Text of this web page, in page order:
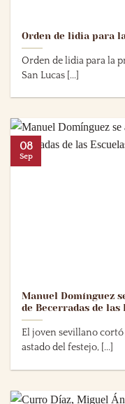
Orden de lidia para
Orden de lidia para la
San Lucas [...]
Manuel Domínguez
de Becerradas de
El joven sevillano
astado del festejo, [...]
08
Sep